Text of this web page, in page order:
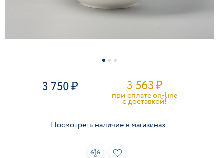
3 750 3 563₽
при оплате on-line
c доставкой!
Посмотреть наличие в магазинах